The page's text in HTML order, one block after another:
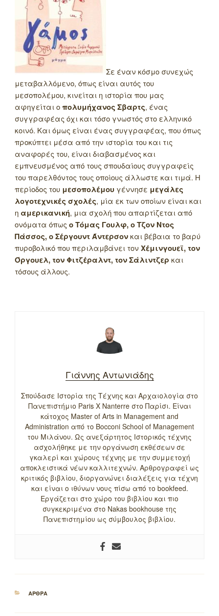
Σε έναν κόσμο συνεχώς
μεταβαλλόμενο, όπως είναι αυτός του
μεσοπολέμου, κινείται η ιστορία που μας
αφηγείται οπολυμήχανος Σβαρτς, ένας
συγγραφέας όχι και τόσο γνωστός στο ελληνικό
κοινό. Και όμως είναι ένας συγγραφέας, που όπως
προκύπτει μέσα από την ιστορία του και τις
αναφορές του, είναι διαβασμένος και
εμπνευσμένος από τους σπουδαίους συγγραφείς
του παρελθόντος τους οποίους άλλωστε και τιμά. Η
περίοδος του μεσοπολέμου γέννησε μεγάλες
λογοτεχνικές σχολές, μία εκ των οποίων είναι και
η αμερικανική, μια σχολή που απαρτίζεται από
ονόματα όπως ο Τόμας Γουλφ, ο Τζον Ντος
Πάσσος, ο Σέργουντ Άντερσονκαι βέβαια το βαρύ
πυροβολικό που περιλαμβάνει τον Χέμινγουεϊ, τον
Όργουελ, τον Φιτζέραλντ, τον Σάλιντζερ και
τόσους άλλους.
Γιάννης Αντωνιάδης
Σπούδασε Ιστορία της Τέχνης και Αρχαιολογία στο
Πανεπιστήμιο Paris X Nanterre στο Παρίσι. Είναι
κάτοχος Master of Arts in Management and
Administration από το Bocconi School of Management
του Μιλάνου. Ως ανεξάρτητος Ιστορικός τέχνης
ασχολήθηκε με την οργάνωση εκθέσεων σε
γκαλερί και χώρους τέχνης με την συμμετοχή
αποκλειστικά νέων καλλιτεχνών. Αρθρογραφεί ως
κριτικός βιβλίου, διοργανώνει διαλέξεις για τέχνη
και είναι ο ιθύνων νους πίσω από το bookfeed.
Εργάζεται στο χώρο του βιβλίου και πιο
συγκεκριμένα στο Nakas bookhouse της
Πανεπιστημίου ως σύμβουλος βιβλίου.
ΚΑΤΗΓΟΡΙΕΣ
ΑΡΘΡΑ